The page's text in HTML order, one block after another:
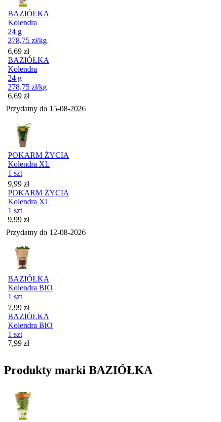
BAZIÓŁKA
Kolendra
24 g
278,75 zł/kg
Cena
6,69 zł
BAZIÓŁKA
Kolendra
24 g
278,75 zł/kg
Cena
6,69 zł
Przydatny do 15-08-2026
POKARM ŻYCIA
Kolendra XL
1 szt
Cena
9,99 zł
POKARM ŻYCIA
Kolendra XL
1 szt
Cena
9,99 zł
Przydatny do 12-08-2026
BAZIÓŁKA
Kolendra BIO
1 szt
Cena
7,99 zł
BAZIÓŁKA
Kolendra BIO
1 szt
Cena
7,99 zł
Produkty marki BAZIÓŁKA